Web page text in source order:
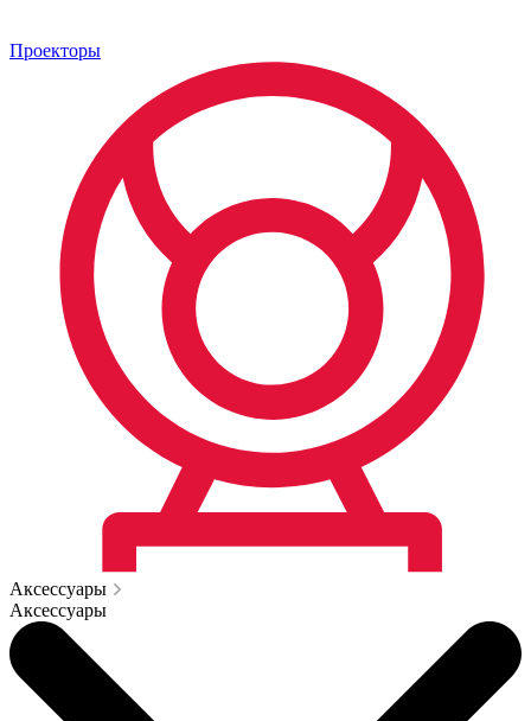
Проекторы
Аксессуары
Аксессуары